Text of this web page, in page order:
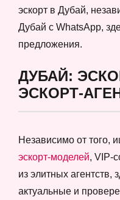
эскорт в Дубай,
Дубай с WhatsApp,
предложения.
ДУБАЙ:
ЭСКОРТ-
Независимо от того,
эскорт-моделей, VIP-
из элитных агентств,
актуальные и